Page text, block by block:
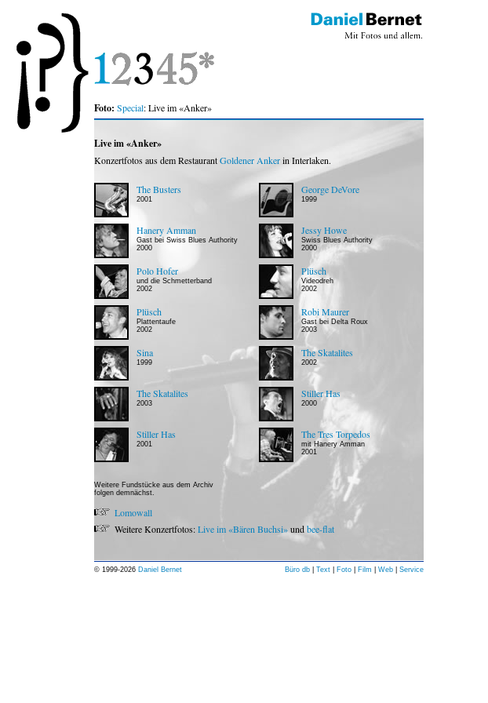
Foto: Special: Live im «Anker»
Live im «Anker»
Konzertfotos aus dem RestaurantGoldener Ankerin Interlaken.
The Busters
2001
Hanery Amman
Gast bei Swiss Blues Authority
2000
Polo Hofer
und die Schmetterband
2002
Plüsch
Plattentaufe
2002
Sina
1999
The Skatalites
2003
Stiller Has
2001
Weitere Fundstücke aus dem Archiv
folgen demnächst.
George DeVore
1999
Jessy Howe
Swiss Blues Authority
2000
Plüsch
Videodreh
2002
Robi Maurer
Gast bei Delta Roux
2003
The Skatalites
2002
Stiller Has
2000
The Tres Torpedos
mit Hanery Amman
2001
Lomowall
Weitere Konzertfotos:Live im «Bären Buchsi»undbee-flat
© 1999-2026 Daniel Bernet Büro db Text Foto Film Web Service